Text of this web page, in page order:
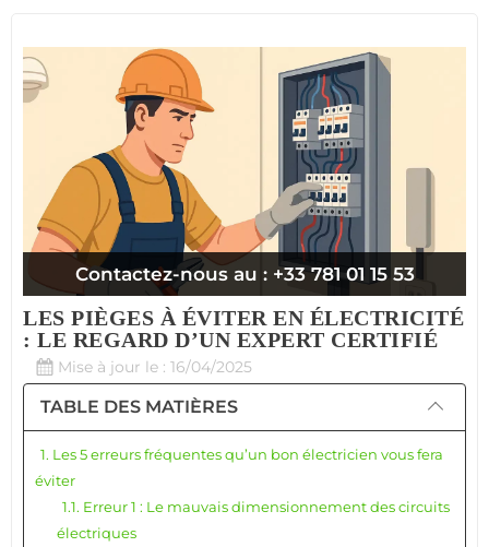
Contactez-nous au : +33 781 01 15 53
LES PIÈGES À ÉVITER EN ÉLECTRICITÉ
: LE REGARD D’UN EXPERT CERTIFIÉ
Mise à jour le : 16/04/2025
TABLE DES MATIÈRES
1. Les 5 erreurs fréquentes qu’un bon électricien vous fera
éviter
1.1. Erreur 1 : Le mauvais dimensionnement des circuits
électriques